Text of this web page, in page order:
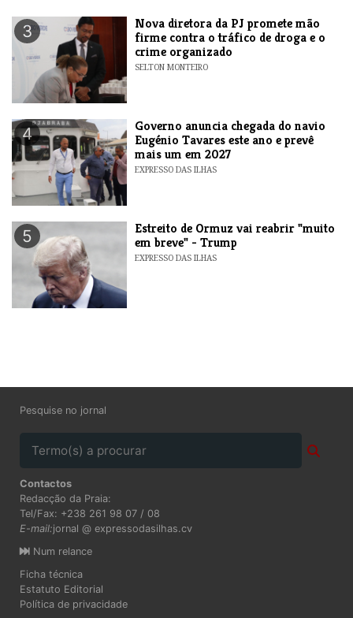
3
Nova diretora da PJ promete mão
firme contra o tráfico de droga e o
crime organizado
SELTON MONTEIRO
4
Governo anuncia chegada do navio
Eugénio Tavares este ano e prevê
mais um em 2027
EXPRESSO DAS ILHAS
5
Estreito de Ormuz vai reabrir "muito
em breve" - Trump
EXPRESSO DAS ILHAS
Pesquise no jornal
Contactos
Redacção da Praia:
Tel/Fax: +238 261 98 07 / 08
E-mail:jornal @ expressodasilhas.cv
Num relance
Ficha técnica
Estatuto Editorial
Política de privacidade